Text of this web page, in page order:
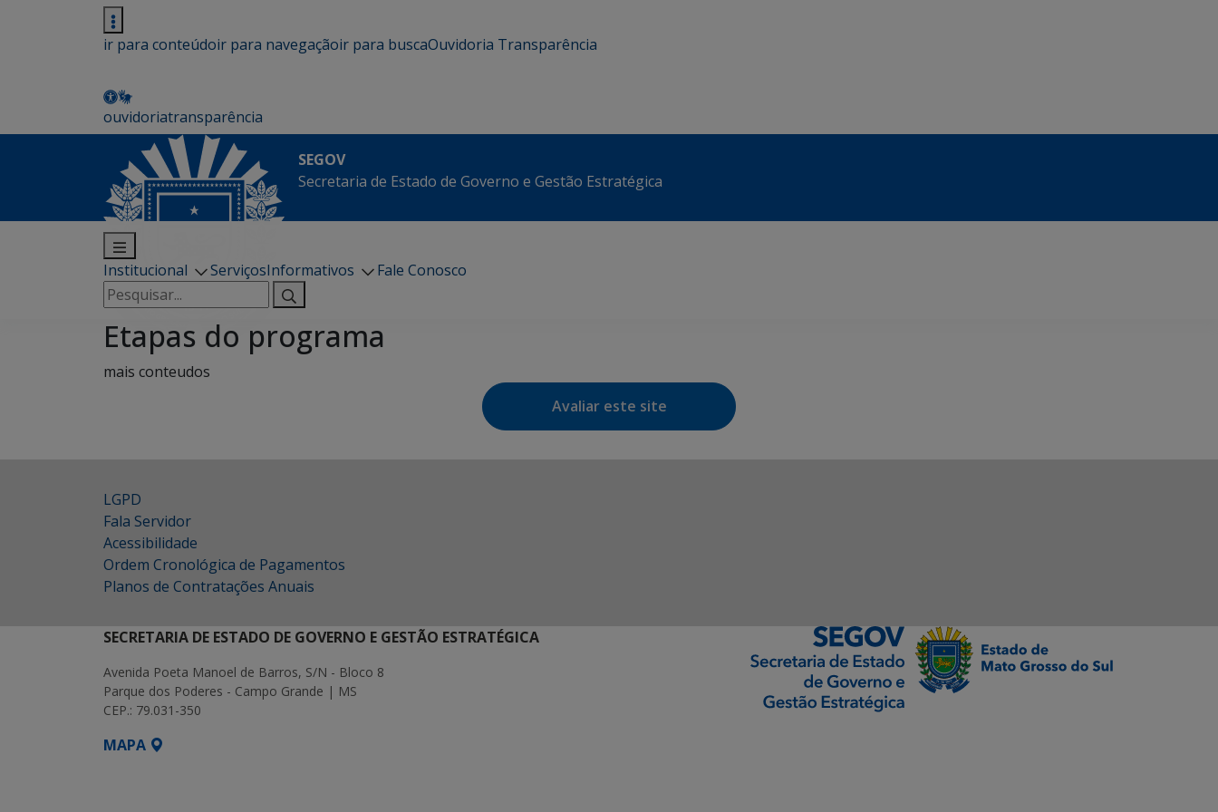
ir para conteúdoir para navegaçãoir para buscaOuvidoria Transparência
ouvidoriatransparência
SEGOV
Secretaria de Estado de Governo e Gestão Estratégica
Institucional ServiçosInformativos
Fale Conosco
Pesquisar
por:
Etapas do programa
mais conteudos
Avaliar este site
LGPD
Fala Servidor
Acessibilidade
Ordem Cronológica de Pagamentos
Planos de Contratações Anuais
SECRETARIA DE ESTADO DE GOVERNO E GESTÃO ESTRATÉGICA
Avenida Poeta Manoel de Barros, S/N - Bloco 8
Parque dos Poderes - Campo Grande | MS
CEP.: 79.031-350
MAPA